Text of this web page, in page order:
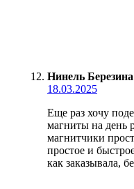
Нинель Березина
18.03.2025
Еще раз хочу
магниты на день
магнитчики
простое и
как заказывала,